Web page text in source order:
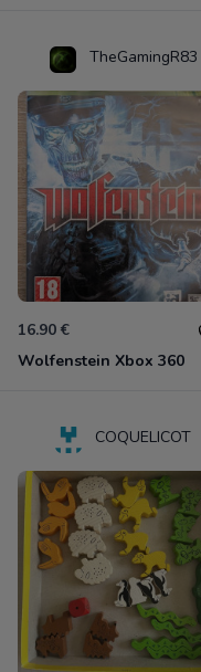
TheGamingR83
16.90 €
Wolfenstein Xbox 360
COQUELICOT